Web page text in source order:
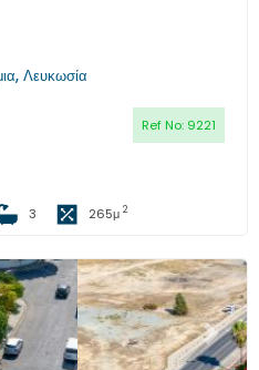
Λευκωσία
Ref No: 9221
3 265μ 2
Επόμενο